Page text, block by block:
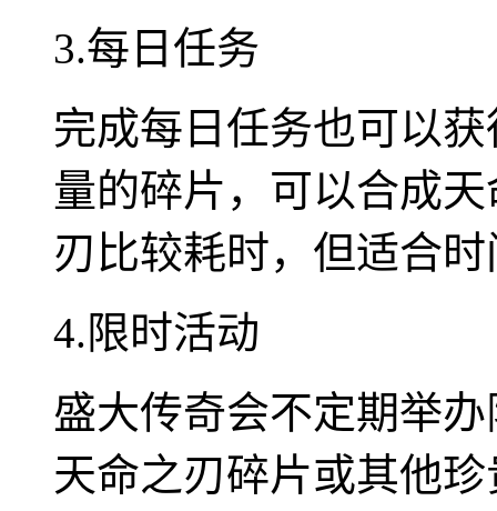
3.每日任务
完成每日任务也可以
量的碎片，可以合成
刃比较耗时，但适合
4.限时活动
盛大传奇会不定期举
天命之刃碎片或其他